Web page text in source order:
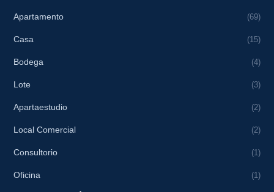
Apartamento (69)
Casa (15)
Bodega (4)
Lote (3)
Apartaestudio (2)
Local Comercial (2)
Consultorio (1)
Oficina (1)